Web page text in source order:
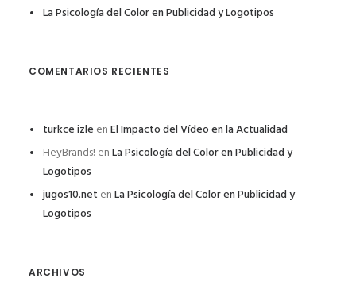
La Psicología del Color en Publicidad y Logotipos
COMENTARIOS RECIENTES
turkce izle enEl Impacto del Vídeo en la Actualidad
HeyBrands! enLa Psicología del Color en Publicidad y
Logotipos
jugos10.net enLa Psicología del Color en Publicidad y
Logotipos
ARCHIVOS